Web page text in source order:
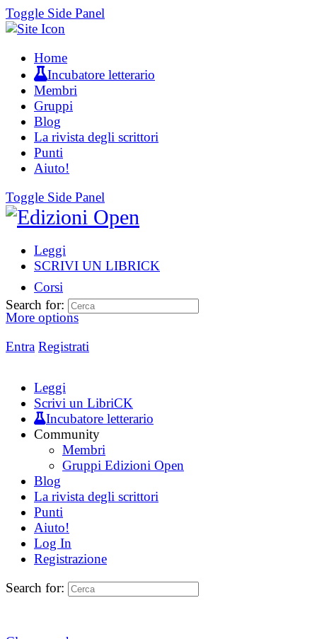
Toggle Side Panel
Home
Incubatore letterario
Membri
Gruppi
Blog
La rivista degli scrittori
Punti
Aiuto!
Toggle Side Panel
Leggi
SCRIVI UN LIBRICK
Corsi
More options
Entra Registrati
Search for:
Leggi
Scrivi un LibriCK
Incubatore letterario
Community
Membri
Gruppi Edizioni Open
Blog
La rivista degli scrittori
Punti
Aiuto!
Log In
Registrazione
Search for: